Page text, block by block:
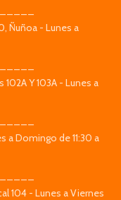
Ñuñoa - Lunes a
Y 103A - Lunes a
a Domingo de 11:30 a
104 - Lunes a Viernes